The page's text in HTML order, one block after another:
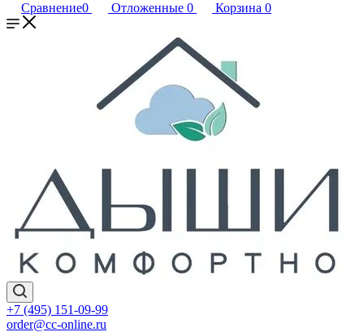
Сравнение0 Отложенные 0 Корзина 0
+7 (495) 151-09-99
order@cc-online.ru